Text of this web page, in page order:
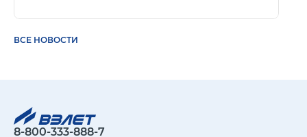
ВСЕ НОВОСТИ
8-800-333-888-7